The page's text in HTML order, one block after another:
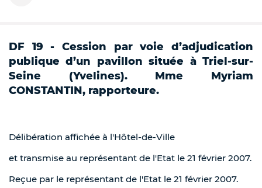
DF 19 - Cession par voie d’adjudication
publique d’un pavillon située à Triel-sur-
Seine (Yvelines). Mme Myriam
CONSTANTIN, rapporteure.
Délibération affichée à l'Hôtel-de-Ville
et transmise au représentant de l'Etat le 21 février 2007.
Reçue par le représentant de l'Etat le 21 février 2007.